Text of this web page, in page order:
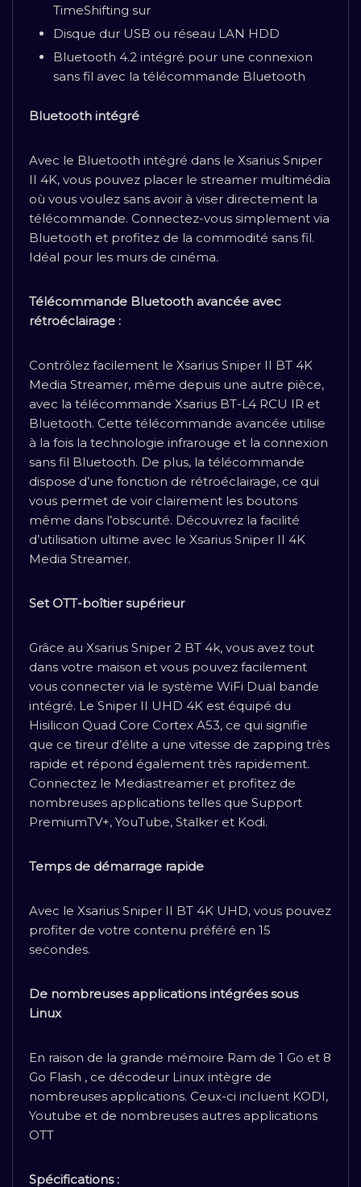
TimeShifting sur
Disque dur USB ou réseau LAN HDD
Bluetooth 4.2 intégré pour une connexion
sans fil avec la télécommande Bluetooth
Bluetooth intégré
Avec le Bluetooth intégré dans le Xsarius Sniper
II 4K, vous pouvez placer le streamer multimédia
où vous voulez sans avoir à viser directement la
télécommande. Connectez-vous simplement via
Bluetooth et profitez de la commodité sans fil.
Idéal pour les murs de cinéma.
Télécommande Bluetooth avancée avec
rétroéclairage :
Contrôlez facilement le Xsarius Sniper II BT 4K
Media Streamer, même depuis une autre pièce,
avec la télécommande Xsarius BT-L4 RCU IR et
Bluetooth. Cette télécommande avancée utilise
à la fois la technologie infrarouge et la connexion
sans fil Bluetooth. De plus, la télécommande
dispose d’une fonction de rétroéclairage, ce qui
vous permet de voir clairement les boutons
même dans l’obscurité. Découvrez la facilité
d’utilisation ultime avec le Xsarius Sniper II 4K
Media Streamer.
Set OTT-boîtier supérieur
Grâce au Xsarius Sniper 2 BT 4k, vous avez tout
dans votre maison et vous pouvez facilement
vous connecter via le système WiFi Dual bande
intégré. Le Sniper II UHD 4K est équipé du
Hisilicon Quad Core Cortex A53, ce qui signifie
que ce tireur d’élite a une vitesse de zapping très
rapide et répond également très rapidement.
Connectez le Mediastreamer et profitez de
nombreuses applications telles que Support
PremiumTV+, YouTube, Stalker et Kodi.
Temps de démarrage rapide
Avec le Xsarius Sniper II BT 4K UHD, vous pouvez
profiter de votre contenu préféré en 15
secondes.
De nombreuses applications intégrées sous
Linux
En raison de la grande mémoire Ram de 1 Go et 8
Go Flash , ce décodeur Linux intègre de
nombreuses applications. Ceux-ci incluent KODI,
Youtube et de nombreuses autres applications
OTT
Spécifications :